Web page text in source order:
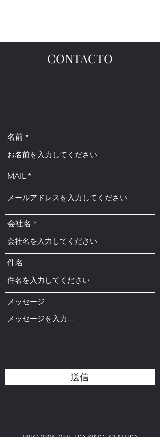
CONTACTO
名前
MAIL
会社名
件名
メッセージ
送信
PISO 2304, 23/F HO KING, CENTRO